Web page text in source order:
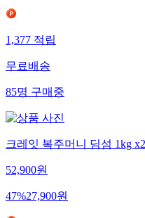
1,377적립
무료배송
85명구매중
크레잇 복주머니 딤섬 1kg
52,900원
47%27,900원